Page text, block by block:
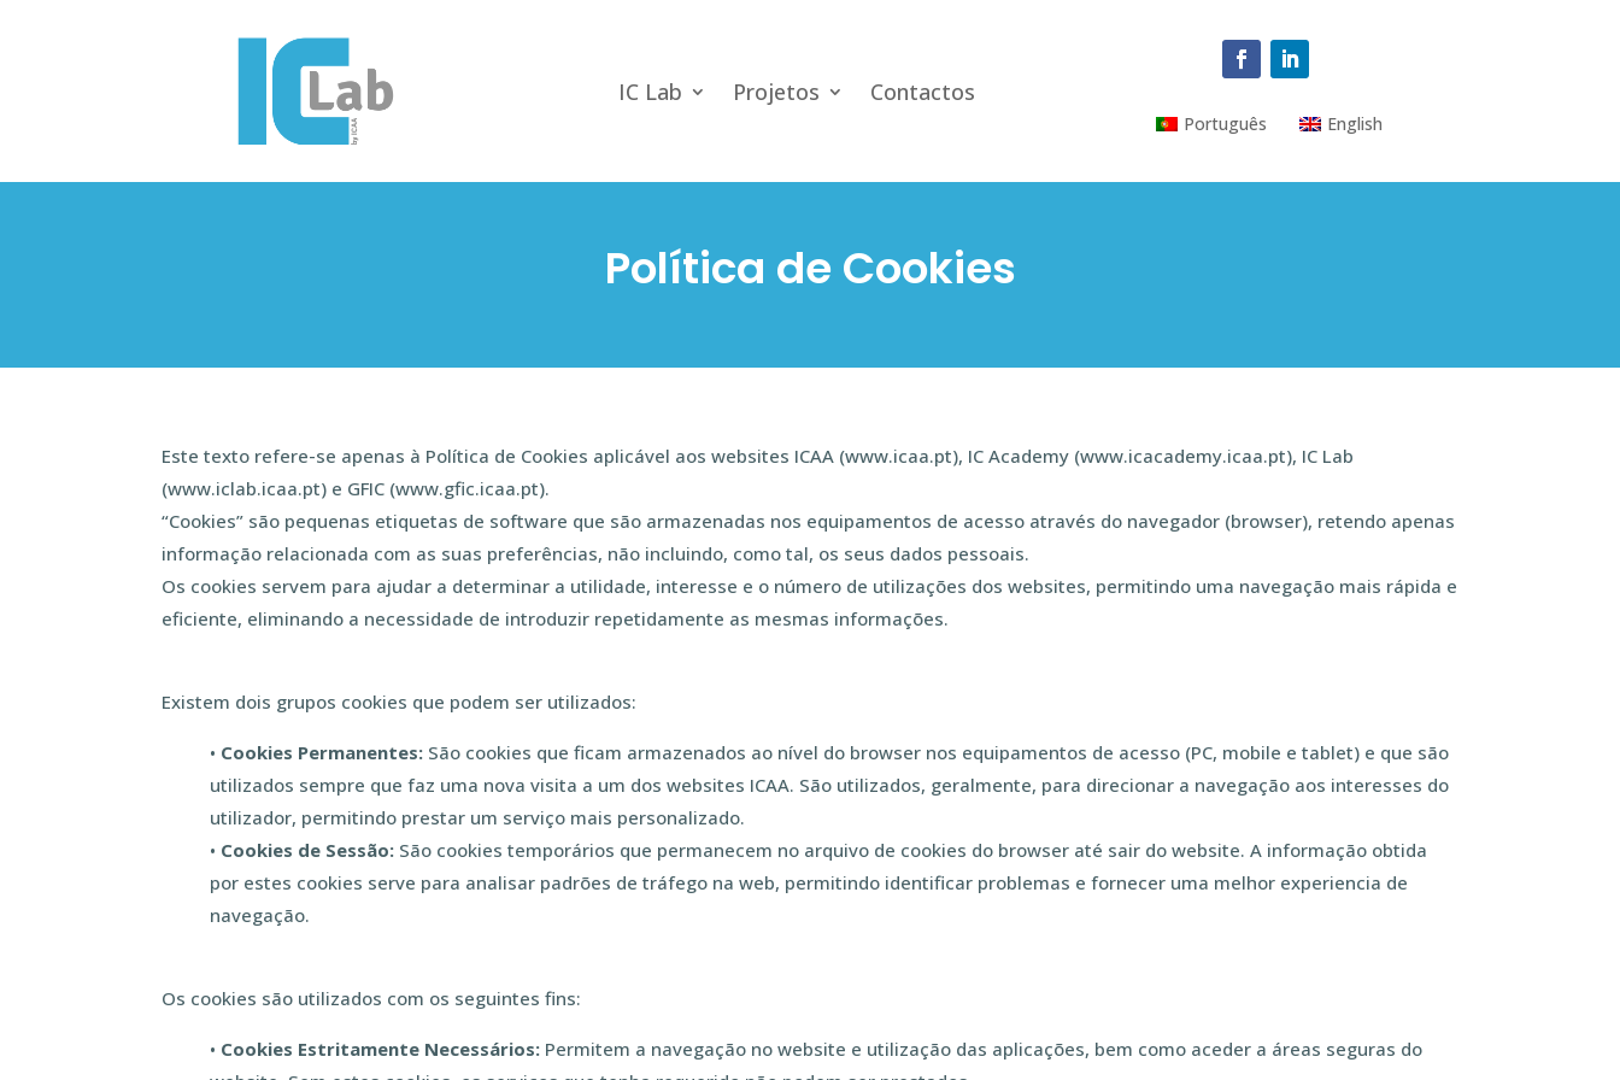
IC Lab Projetos Contactos
Português English
Política de Cookies
Este texto refere-se apenas à Política de Cookies aplicável aos websites ICAA (www.icaa.pt), IC Academy (www.icacademy.icaa.pt), IC Lab
(www.iclab.icaa.pt) e GFIC (www.gfic.icaa.pt).
“Cookies” são pequenas etiquetas de software que são armazenadas nos equipamentos de acesso através do navegador (browser), retendo apenas
informação relacionada com as suas preferências, não incluindo, como tal, os seus dados pessoais.
Os cookies servem para ajudar a determinar a utilidade, interesse e o número de utilizações dos websites, permitindo uma navegação mais rápida e
eficiente, eliminando a necessidade de introduzir repetidamente as mesmas informações.
Existem dois grupos cookies que podem ser utilizados:
• Cookies Permanentes: São cookies que ficam armazenados ao nível do browser nos equipamentos de acesso (PC, mobile e tablet) e que são
utilizados sempre que faz uma nova visita a um dos websites ICAA. São utilizados, geralmente, para direcionar a navegação aos interesses do
utilizador, permitindo prestar um serviço mais personalizado.
• Cookies de Sessão: São cookies temporários que permanecem no arquivo de cookies do browser até sair do website. A informação obtida
por estes cookies serve para analisar padrões de tráfego na web, permitindo identificar problemas e fornecer uma melhor experiencia de
navegação.
Os cookies são utilizados com os seguintes fins:
• Cookies Estritamente Necessários: Permitem a navegação no website e utilização das aplicações, bem como aceder a áreas seguras do